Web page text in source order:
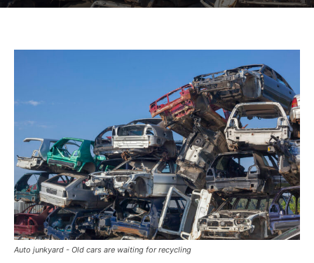
Auto junkyard - Old cars are waiting for recycling